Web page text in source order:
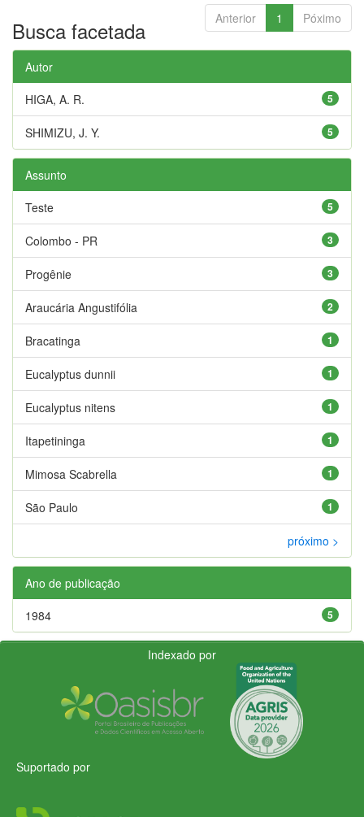
Anterior 1 Póximo
Busca facetada
Autor
5
HIGA, A. R.
5
SHIMIZU, J. Y.
Assunto
5
Teste
3
Colombo - PR
3
Progênie
2
Araucária Angustifólia
1
Bracatinga
1
Eucalyptus dunnii
1
Eucalyptus nitens
1
Itapetininga
1
Mimosa Scabrella
1
São Paulo
próximo >
Ano de publicação
5
1984
Indexado por
Suportado por